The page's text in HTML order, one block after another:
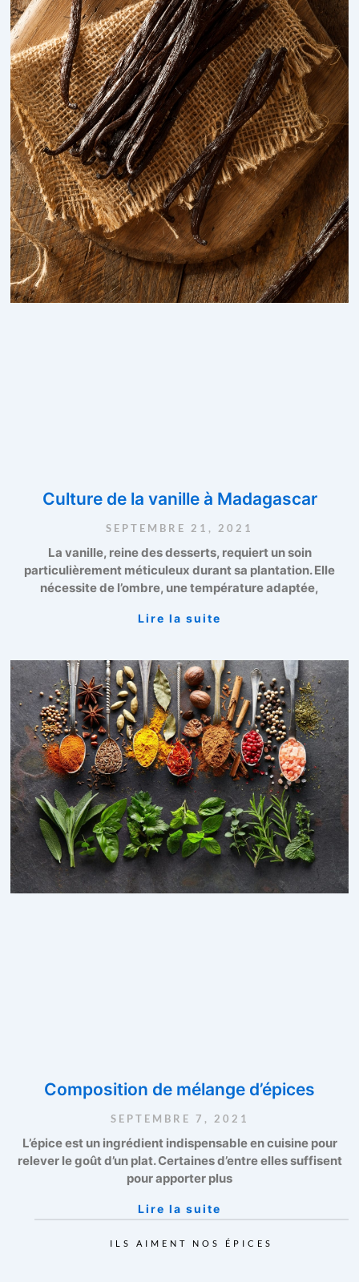
Culture de la vanille à Madagascar
SEPTEMBRE 21, 2021
La vanille, reine des desserts, requiert un soin
particulièrement méticuleux durant sa plantation. Elle
nécessite de l’ombre, une température adaptée,
Lire la suite
Composition de mélange d’épices
SEPTEMBRE 7, 2021
L’épice est un ingrédient indispensable en cuisine pour
relever le goût d’un plat. Certaines d’entre elles suffisent
pour apporter plus
Lire la suite
ILS AIMENT NOS ÉPICES